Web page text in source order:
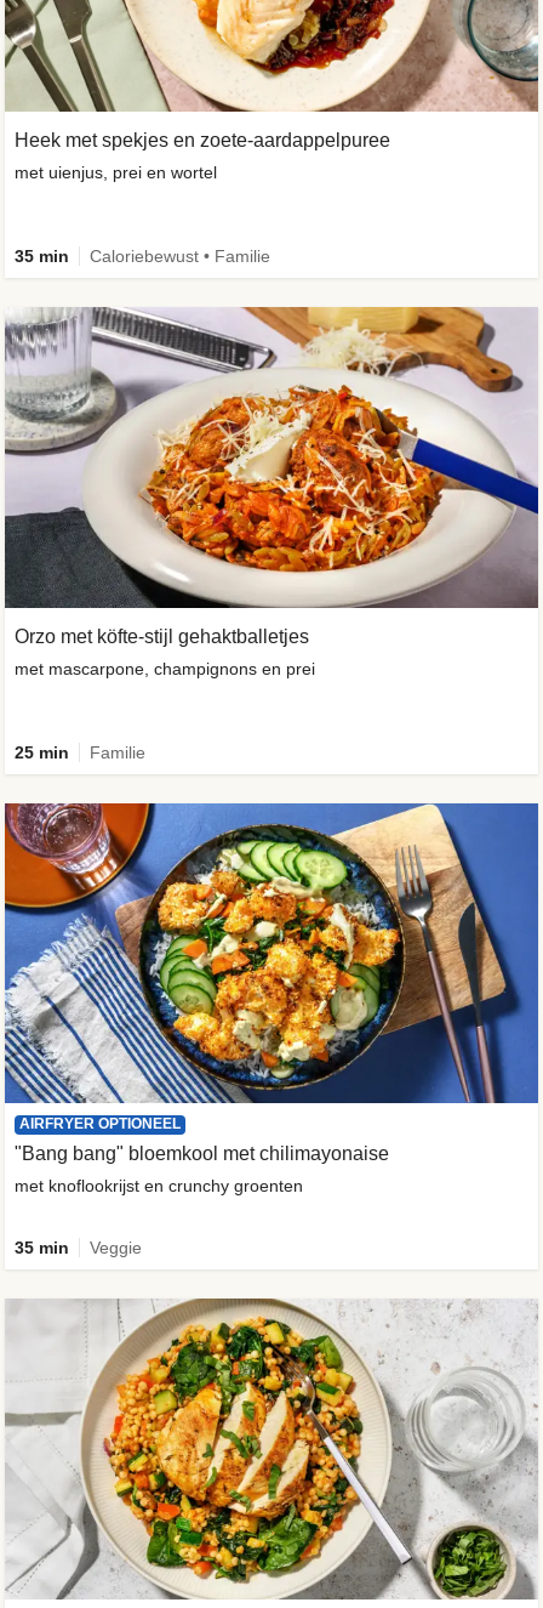
Heek met spekjes en zoete-aardappelpuree
met uienjus, prei en wortel
35 min Caloriebewust • Familie
Orzo met köfte-stijl gehaktballetjes
met mascarpone, champignons en prei
25 min Familie
AIRFRYER OPTIONEEL
"Bang bang" bloemkool met chilimayonaise
met knoflookrijst en crunchy groenten
35 min Veggie